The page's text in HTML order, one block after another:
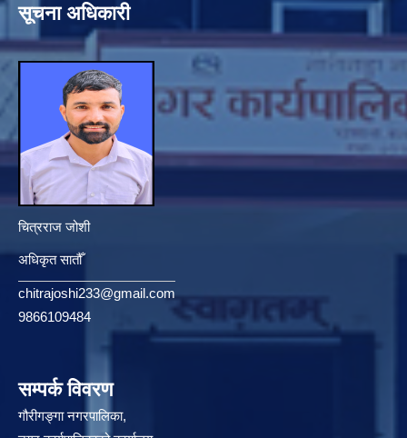
सूचना अधिकारी
चित्रराज जोशी
अधिकृत सातौँ
chitrajoshi233@gmail.com
9866109484
सम्पर्क विवरण
गौरीगङ्गा नगरपालिका,